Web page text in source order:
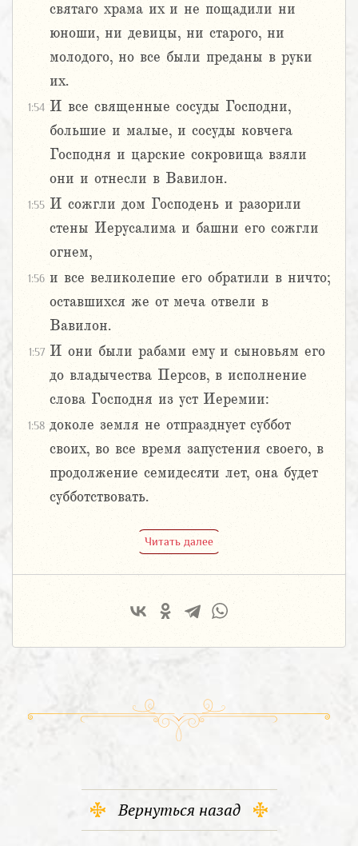
святаго храма их и не пощадили ни
юноши, ни девицы, ни старого, ни
молодого, но все были преданы в руки
их.
1:54 И все священные сосуды Господни,
большие и малые, и сосуды ковчега
Господня и царские сокровища взяли
они и отнесли в Вавилон.
1:55 И сожгли дом Господень и разорили
стены Иерусалима и башни его сожгли
огнем,
1:56 и все великолепие его обратили в ничто;
оставшихся же от меча отвели в
Вавилон.
1:57 И они были рабами ему и сыновьям его
до владычества Персов, в исполнение
слова Господня из уст Иеремии:
1:58 доколе земля не отпразднует суббот
своих, во все время запустения своего, в
продолжение семидесяти лет, она будет
субботствовать.
Читать далее
Вернуться назад